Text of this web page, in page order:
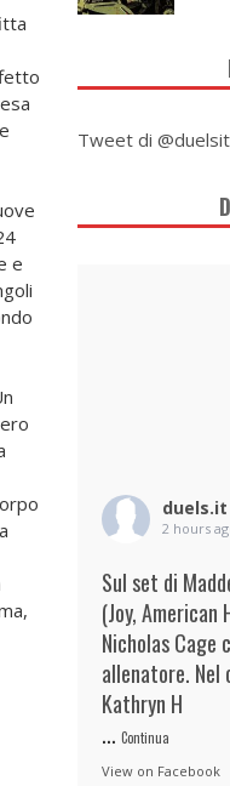
e
Tweet di @duelsit
duels.it
2 hours
Sul set di
(Joy, American
Nicholas
allenatore. Nel
Kathryn H
... Continua
View on Facebook